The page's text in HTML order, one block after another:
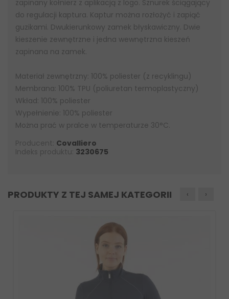
zapinany kołnierz z aplikacją z logo. Sznurek ściągający
do regulacji kaptura. Kaptur można rozłożyć i zapiąć
guzikami. Dwukierunkowy zamek błyskawiczny. Dwie
kieszenie zewnętrzne i jedna wewnętrzna kieszeń
zapinana na zamek.
Materiał zewnętrzny: 100% poliester (z recyklingu)
Membrana: 100% TPU (poliuretan termoplastyczny)
Wkład: 100% poliester
Wypełnienie: 100% poliester
Można prać w pralce w temperaturze 30°C.
Producent: Covalliero
Indeks produktu: 3230675
PRODUKTY Z TEJ SAMEJ KATEGORII ‹ ›